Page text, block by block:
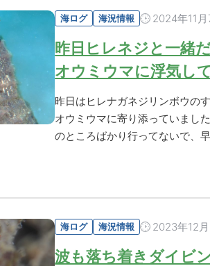
海ログ 海況情報 2024年11
昨日ヒレネジと一緒
オウミウマに浮気し
昨日はヒレナガネジリンボウの
オウミウマに寄り添っていまし
のところばかり行ってないで、
海ログ 海況情報 2023年12
波も落ち着きダイビ